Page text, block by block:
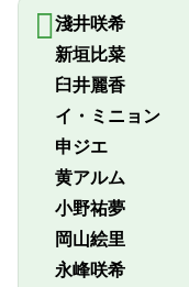
淺井咲希
新垣比菜
臼井麗香
イ・ミニョン
申ジエ
黄アルム
小野祐夢
岡山絵里
永峰咲希